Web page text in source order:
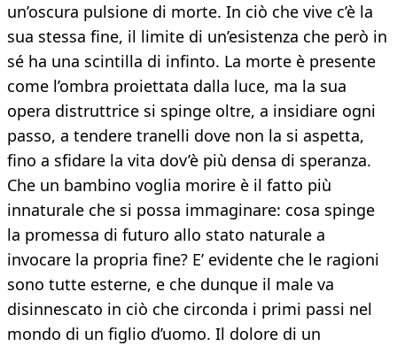
un’oscura pulsione di morte. In ciò che vive c’è la
sua stessa fine, il limite di un’esistenza che però in
sé ha una scintilla di infinto. La morte è presente
come l’ombra proiettata dalla luce, ma la sua
opera distruttrice si spinge oltre, a insidiare ogni
passo, a tendere tranelli dove non la si aspetta,
fino a sfidare la vita dov’è più densa di speranza.
Che un bambino voglia morire è il fatto più
innaturale che si possa immaginare: cosa spinge
la promessa di futuro allo stato naturale a
invocare la propria fine? E’ evidente che le ragioni
sono tutte esterne, e che dunque il male va
disinnescato in ciò che circonda i primi passi nel
mondo di un figlio d’uomo. Il dolore di un